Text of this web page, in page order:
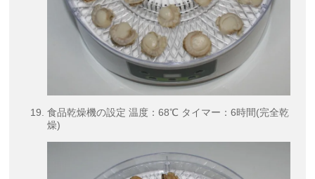
食品乾燥機の設定 温度：68℃ タイマー：6時間(完全乾
燥)